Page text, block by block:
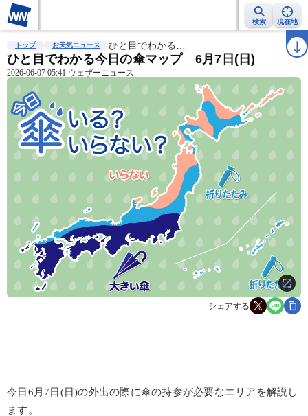
検索 現在地
雨雲レーダー 台風情報 地震情報 ラ
トップ お天気ニュース ひと目でわかる…
ひと目でわかる今日の傘マップ 6月7日(日)
2026-06-07 05:41 ウェザーニュース
シェアする
今日6月7日(日)の外出の際に傘の持参が必要なエリアを解説し
ます。